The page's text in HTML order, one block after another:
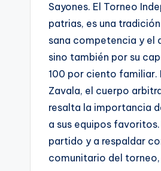
Sayones. El Torneo
patrias, es una
sana competencia y el
sino también por su
100 por ciento familiar.
Zavala, el cuerpo
resalta la importancia
a sus equipos
partido y a respaldar
comunitario del